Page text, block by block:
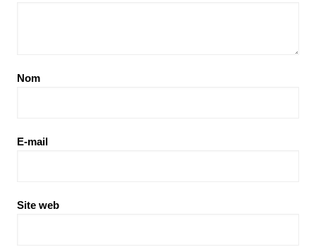
Nom
E-mail
Site web